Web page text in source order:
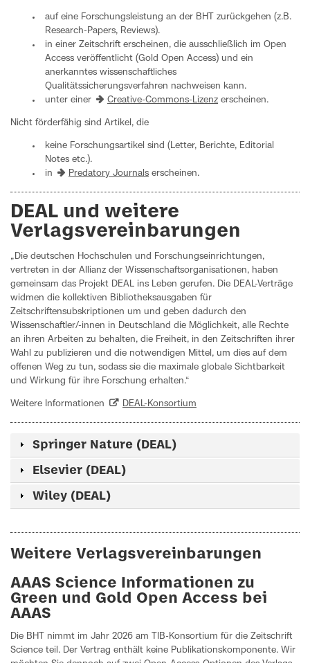
auf eine Forschungsleistung an der BHT zurückgehen (z.B.
Research-Papers, Reviews).
in einer Zeitschrift erscheinen, die ausschließlich im Open
Access veröffentlicht (Gold Open Access) und ein
anerkanntes wissenschaftliches
Qualitätssicherungsverfahren nachweisen kann.
unter einer
Creative-Commons-Lizenz erscheinen.
Nicht förderfähig sind Artikel, die
keine Forschungsartikel sind (Letter, Berichte, Editorial
Notes etc.).
in
Predatory Journals erscheinen.
DEAL und weitere
Verlagsvereinbarungen
„Die deutschen Hochschulen und Forschungseinrichtungen,
vertreten in der Allianz der Wissenschaftsorganisationen, haben
gemeinsam das Projekt DEAL ins Leben gerufen. Die DEAL-Verträge
widmen die kollektiven Bibliotheksausgaben für
Zeitschriftensubskriptionen um und geben dadurch den
Wissenschaftler/-innen in Deutschland die Möglichkeit, alle Rechte
an ihren Arbeiten zu behalten, die Freiheit, in den Zeitschriften ihrer
Wahl zu publizieren und die notwendigen Mittel, um dies auf dem
offenen Weg zu tun, sodass sie die maximale globale Sichtbarkeit
und Wirkung für ihre Forschung erhalten.“
Weitere Informationen DEAL-Konsortium
Springer Nature (DEAL)
Elsevier (DEAL)
Wiley (DEAL)
Weitere Verlagsvereinbarungen
AAAS Science Informationen zu
Green und Gold Open Access bei
AAAS
Die BHT nimmt im Jahr 2026 am TIB-Konsortium für die Zeitschrift
Science teil. Der Vertrag enthält keine Publikationskomponente. Wir